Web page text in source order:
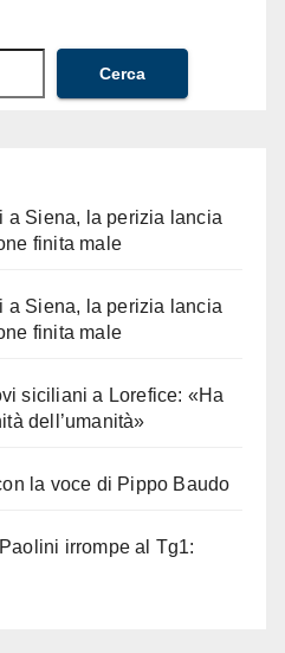
Cerca
a Siena, la perizia lancia
finita male
a Siena, la perizia lancia
finita male
siciliani a Lorefice: «Ha
dell’umanità»
la voce di Pippo Baudo
irrompe al Tg1: